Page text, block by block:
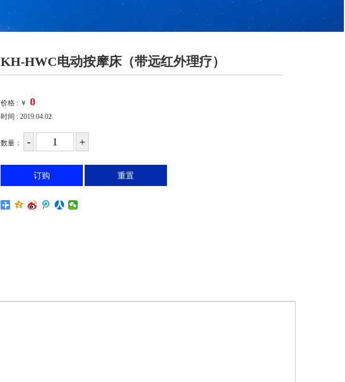
KH-HWC电动按摩床（带远红外理疗）
价格 : ￥
时间 : 2019.04.02
数量：